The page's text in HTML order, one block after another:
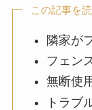
この記事を
隣家が
フェン
無断使
トラブ